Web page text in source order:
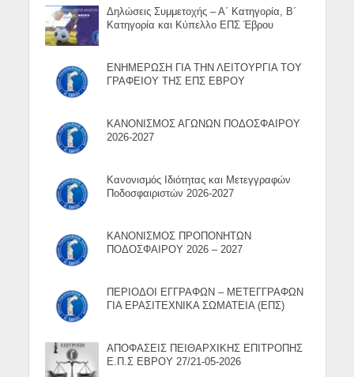
Δηλώσεις Συμμετοχής – Α΄ Κατηγορία, Β΄
Κατηγορία και Κύπελλο ΕΠΣ Έβρου
ΕΝΗΜΕΡΩΣΗ ΓΙΑ ΤΗΝ ΛΕΙΤΟΥΡΓΙΑ ΤΟΥ
ΓΡΑΦΕΙΟΥ ΤΗΣ ΕΠΣ ΕΒΡΟΥ
ΚΑΝΟΝΙΣΜΟΣ ΑΓΩΝΩΝ ΠΟΔΟΣΦΑΙΡΟΥ
2026-2027
Κανονισμός Ιδιότητας και Μετεγγραφών
Ποδοσφαιριστών 2026-2027
ΚΑΝΟΝΙΣΜΟΣ ΠΡΟΠΟΝΗΤΩΝ
ΠΟΔΟΣΦΑΙΡΟΥ 2026 – 2027
ΠΕΡΙΟΔΟΙ ΕΓΓΡΑΦΩΝ – ΜΕΤΕΓΓΡΑΦΩΝ
ΓΙΑ ΕΡΑΣΙΤΕΧΝΙΚΑ ΣΩΜΑΤΕΙΑ (ΕΠΣ)
ΑΠΟΦΑΣΕΙΣ ΠΕΙΘΑΡΧΙΚΗΣ ΕΠΙΤΡΟΠΗΣ
Ε.Π.Σ ΕΒΡΟΥ 27/21-05-2026